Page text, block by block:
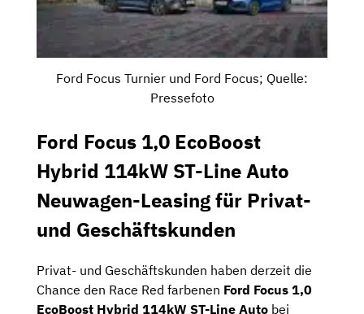
Ford Focus Turnier und Ford Focus; Quelle:
Pressefoto
Ford Focus 1,0 EcoBoost
Hybrid 114kW ST-Line Auto
Neuwagen-Leasing für Privat-
und Geschäftskunden
Privat- und Geschäftskunden haben derzeit die
Chance den Race Red farbenen Ford Focus 1,0
EcoBoost Hybrid 114kW ST-Line Auto bei